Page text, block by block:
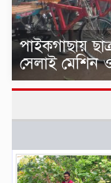
পাইকগাছায়
সেলাই মেশিন